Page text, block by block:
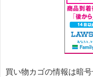
買い物カゴの情報は暗